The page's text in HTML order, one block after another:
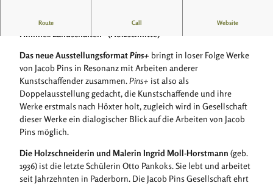
-
M
o
n
i
t
o
_
h
o
Route Call Website
Jacob Pins
Ingrid Moll-Horstmann: „Unter dem einen
Himmel/Landschaften“ (Holzschnitte)
Das neue AusstellungsformatPins+ bringt in loser Folge Werke
von Jacob Pins in Resonanz mit Arbeiten anderer
Kunstschaffender zusammen.Pins+ ist also als
Doppelausstellung gedacht, die Kunstschaffende und ihre
Werke erstmals nach Höxter holt, zugleich wird in Gesellschaft
dieser Werke ein dialogischer Blick auf die Arbeiten von Jacob
Pins möglich.
Die Holzschneiderin und Malerin Ingrid Moll-Horstmann (geb.
1936) ist die letzte Schülerin Otto Pankoks. Sie lebt und arbeitet
seit Jahrzehnten in Paderborn. Die Jacob Pins Gesellschaft ehrt